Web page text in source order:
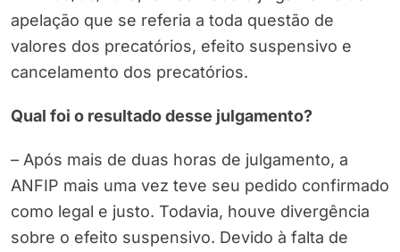
apelação que se referia a toda questão de
valores dos precatórios, efeito suspensivo e
cancelamento dos precatórios.
Qual foi o resultado desse julgamento?
– Após mais de duas horas de julgamento, a
ANFIP mais uma vez teve seu pedido confirmado
como legal e justo. Todavia, houve divergência
sobre o efeito suspensivo. Devido à falta de